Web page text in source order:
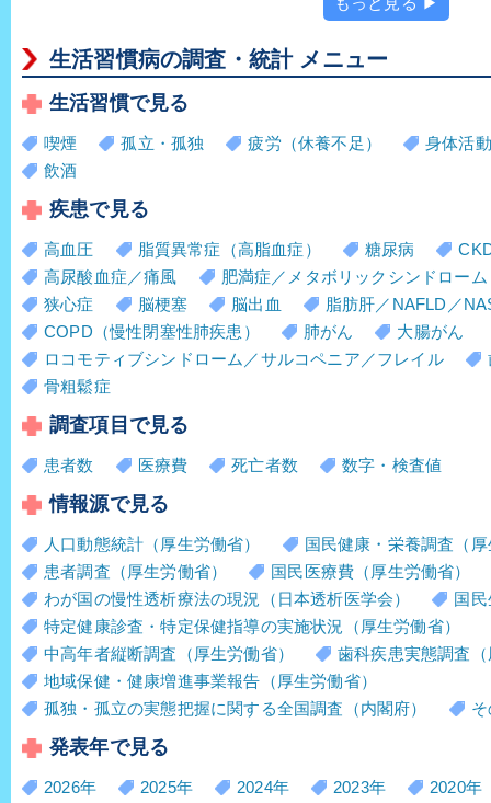
生活習慣病の調査・統計 メニュー
生活習慣で見る
喫煙 孤立・孤独 疲労（休養不足）
身体活
飲酒
疾患で見る
高血圧 脂質異常症（高脂血症） 糖尿病
高尿酸血症／痛風
肥満症／メタボリックシンドローム
狭心症
脳梗塞 脳出血
脂肪肝／NAFLD／
COPD（慢性閉塞性肺疾患）
肺がん
大腸がん
ロコモティブシンドローム／サルコペニア／フレイル
骨粗鬆症
調査項目で見る
患者数 医療費 死亡者数 数字・検査値
情報源で見る
人口動態統計（厚生労働省）
国民健康・栄養調査（
患者調査（厚生労働省）
国民医療費（厚生労働省）
わが国の慢性透析療法の現況（日本透析医学会）
国
特定健康診査・特定保健指導の実施状況（厚生労働省）
中高年者縦断調査（厚生労働省）
歯科疾患実態調査
地域保健・健康増進事業報告（厚生労働省）
孤独・孤立の実態把握に関する全国調査（内閣府）
発表年で見る
2026年 2025年 2024年 2023年
2020年